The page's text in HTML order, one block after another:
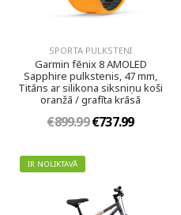
SPORTA PULKSTEŅI
Garmin fēnix 8 AMOLED
Sapphire pulkstenis, 47 mm,
Titāns ar silikona siksniņu koši
oranžā / grafīta krāsā
€899.99€737.99
IR NOLIKTAVĀ